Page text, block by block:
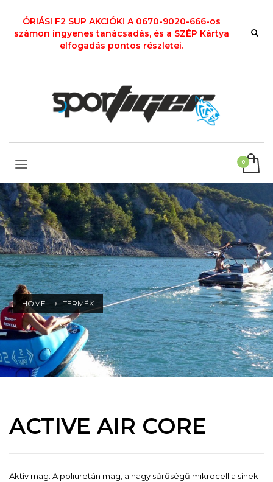
ÓRIÁSI F2 SUP AKCIÓK! A 0670-9020-666-os
számon ingyenes tanácsadás, és a SZÉP Kártya
elfogadás pontos részletei.
HOME TERMÉK
ACTIVE AIR CORE
Aktív mag: A poliuretán mag, a nagy sűrűségű mikrocell a sínek